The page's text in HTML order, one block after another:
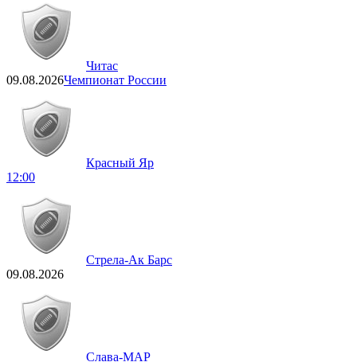
Читас
09.08.2026Чемпионат России
Красный Яр
12:00
Стрела-Ак Барс
09.08.2026
Слава-МАР